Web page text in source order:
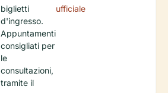
biglietti
d'ingresso.
Appuntamenti
consigliati per
le
consultazioni,
tramite il
ufficiale